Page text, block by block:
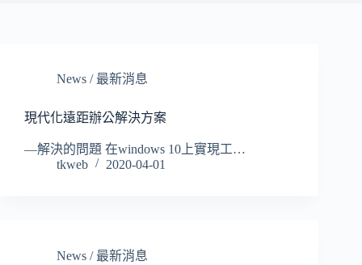
News / 最新消息
現代化遠距辦公解決方案
—解決的問題 在windows 10上實現工…
tkweb
2020-04-01
News / 最新消息